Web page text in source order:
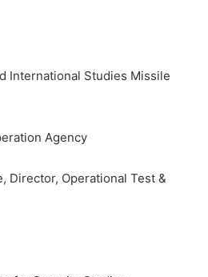
International Studies Missile
Agency
Director, Operational Test &